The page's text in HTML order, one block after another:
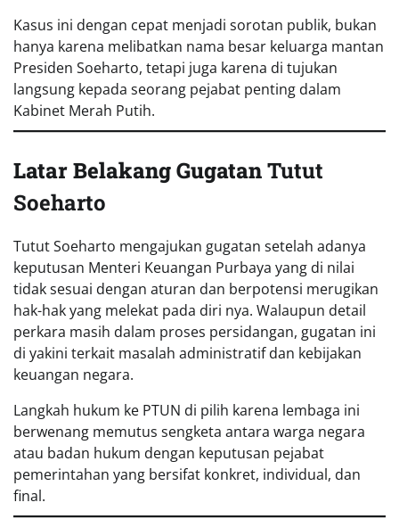
Kasus ini dengan cepat menjadi sorotan publik, bukan
hanya karena melibatkan nama besar keluarga mantan
Presiden Soeharto, tetapi juga karena di tujukan
langsung kepada seorang pejabat penting dalam
Kabinet Merah Putih.
Latar Belakang GugatanTutut
Soeharto
Tutut Soeharto mengajukan gugatan setelah adanya
keputusan Menteri Keuangan Purbaya yang di nilai
tidak sesuai dengan aturan dan berpotensi merugikan
hak-hak yang melekat pada diri nya. Walaupun detail
perkara masih dalam proses persidangan, gugatan ini
di yakini terkait masalah administratif dan kebijakan
keuangan negara.
Langkah hukum ke PTUN di pilih karena lembaga ini
berwenang memutus sengketa antara warga negara
atau badan hukum dengan keputusan pejabat
pemerintahan yang bersifat konkret, individual, dan
final.